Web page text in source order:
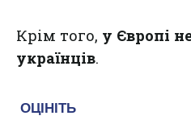
Крім того, у Європі
українців.